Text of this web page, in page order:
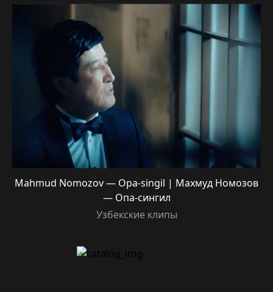
Mahmud Nomozov — Opa-singil | Махмуд Номозов
— Опа-сингил
Узбекские клипы